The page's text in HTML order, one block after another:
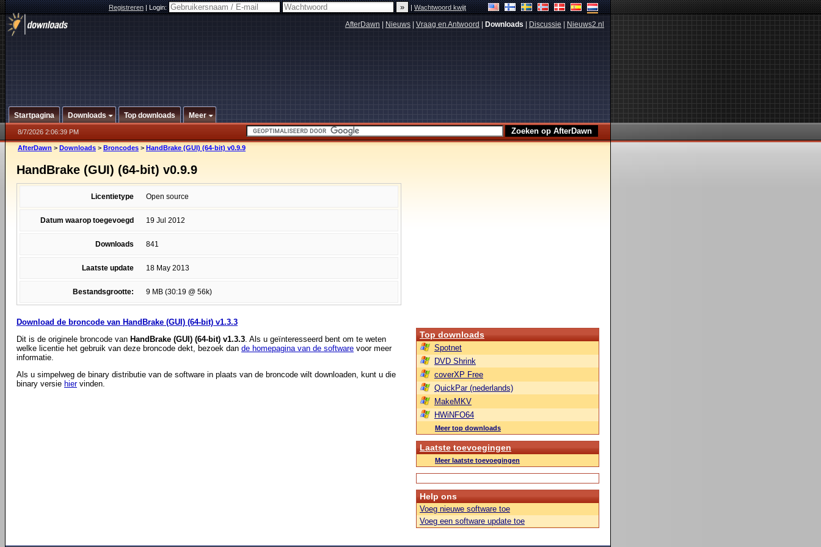
Registreren|Login: |Wachtwoord kwijt
AfterDawn Nieuws Vraag en Antwoord Downloads Discussie Nieuws2.nl
Startpagina Downloads Top downloads Meer
8/7/2026 2:06:39 PM
AfterDawn > Downloads > Broncodes > HandBrake (GUI) (64-bit) v0.9.9
HandBrake (GUI) (64-bit) v0.9.9
Licentietype Open source
Datum waarop toegevoegd 19 Jul 2012
Downloads 841
Laatste update 18 May 2013
Bestandsgrootte: 9 MB (30:19 @ 56k)
Download de broncode van HandBrake (GUI) (64-bit) v1.3.3
Dit is de originele broncode van HandBrake (GUI) (64-bit) v1.3.3. Als u geïnteresseerd bent om te weten
welke licentie het gebruik van deze broncode dekt, bezoek dan de homepagina van de software voor meer
informatie.
Als u simpelweg de binary distributie van de software in plaats van de broncode wilt downloaden, kunt u die
binary versie hiervinden.
Top downloads
Spotnet
DVD Shrink
coverXP Free
QuickPar (nederlands)
MakeMKV
HWiNFO64
Meer top downloads
Laatste toevoegingen
Meer laatste toevoegingen
Help ons
Voeg nieuwe software toe
Voeg een software update toe